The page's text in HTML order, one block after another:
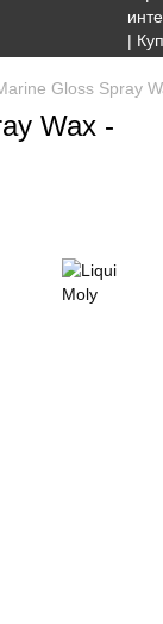
Gloss Spray
Wax -